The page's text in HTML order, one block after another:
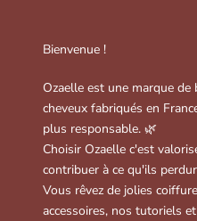
Bienvenue !
Ozaelle est une marque
cheveux fabriqués en
plus responsable. 🌿
Choisir Ozaelle c'est
contribuer à ce qu'ils
Vous rêvez de jolies
accessoires, nos tutoriels